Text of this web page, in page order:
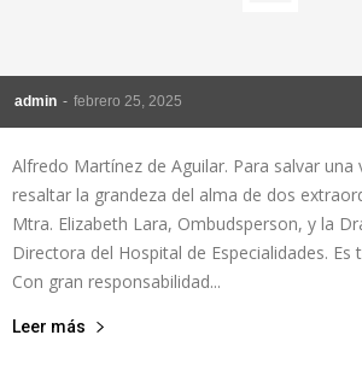
admin - febrero 25, 2025
Alfredo Martínez de Aguilar. Para salvar una
resaltar la grandeza del alma de dos
Mtra. Elizabeth Lara, Ombudsperson, y la
Directora del Hospital de Especialidades. Es
Con gran responsabilidad...
Leer más